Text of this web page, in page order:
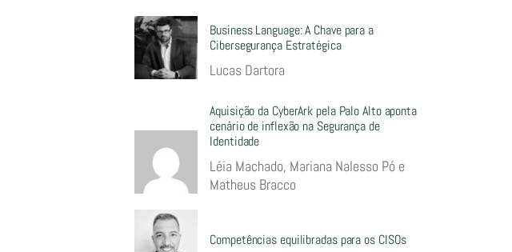
Business Language: A Chave para a
Cibersegurança Estratégica
Lucas Dartora
Aquisição da CyberArk pela Palo Alto aponta
cenário de inflexão na Segurança de
Identidade
Léia Machado, Mariana Nalesso Pó e
Matheus Bracco
Competências equilibradas para os CISOs